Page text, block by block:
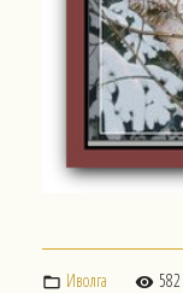
Иволга 582